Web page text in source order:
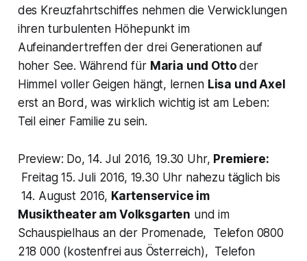
des Kreuzfahrtschiffes nehmen die Verwicklungen
ihren turbulenten Höhepunkt im
Aufeinandertreffen der drei Generationen auf
hoher See. Während für Maria und Otto der
Himmel voller Geigen hängt, lernen Lisa und Axel
erst an Bord, was wirklich wichtig ist am Leben:
Teil einer Familie zu sein.
Preview: Do, 14. Jul 2016, 19.30 Uhr, Premiere:
Freitag 15. Juli 2016, 19.30 Uhr nahezu täglich bis
14. August 2016, Kartenservice im
Musiktheater am Volksgarten und im
Schauspielhaus an der Promenade, Telefon 0800
218 000 (kostenfrei aus Österreich), Telefon